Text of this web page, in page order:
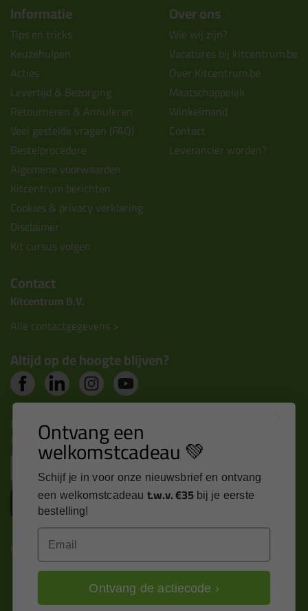
Informatie
Tips en tricks
Keuzehulpen
Acties
Levertijd & Bezorging
Retourneren & Annuleren
Veel gestelde vragen (FAQ)
Bestelprocedure
Algemene voorwaarden
Kitcentrum berichten
Cookies & privacy verklaring
Disclaimer
Kit cursus volgen
Over ons
Wie wij zijn?
Vacatures bij kitcentrum.be
Over Kitcentrum.be
Maatschappelijk
Winkelmand
Contact
Leverancier worden?
Contact
Kitcentrum B.V.
Alle contactgegevens >
Altijd op de hoogte blijven?
Nieuws, tips en exclusieve deals rechtstreeks in je
inbox
Inschrijven
Kitcentrum is trots op:
Ontvang een
welkomstcadeau 💚
Schijf je in voor onze nieuwsbrief en ontvang
een welkomstcadeau t.w.v. €35 bij je eerste
bestelling!
Email
Ontvang de actiecode ›